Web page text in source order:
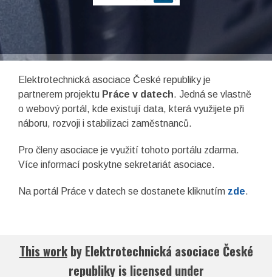
Elektrotechnická asociace České republiky je
partnerem projektu Práce v datech. Jedná se vlastně
o webový portál, kde existují data, která využijete při
náboru, rozvoji i stabilizaci zaměstnanců.
Pro členy asociace je využití tohoto portálu zdarma.
Více informací poskytne sekretariát asociace.
Na portál Práce v datech se dostanete kliknutím zde.
This workby Elektrotechnická asociace České
republikyis licensed under